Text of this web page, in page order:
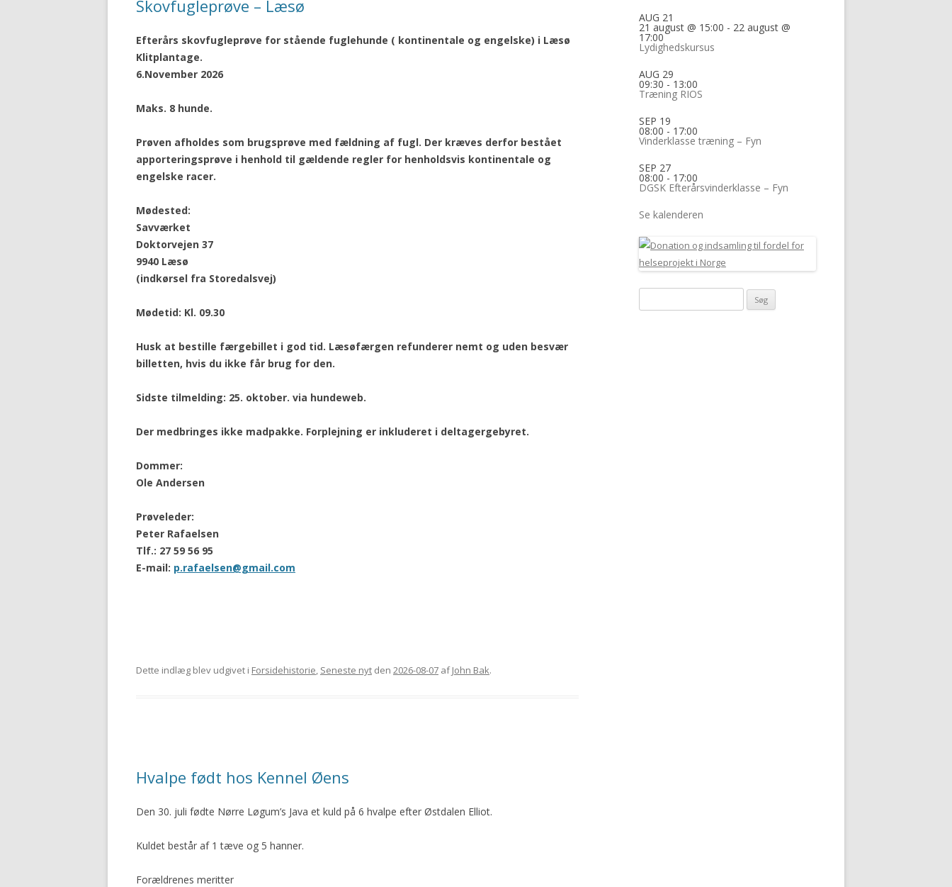
MÆRKEDAGE
MOBILEPAY
Skovfugleprøve – Læsø
Efterårs skovfugleprøve for stående fuglehunde ( kontinentale og engelske) i Læsø
Klitplantage.
6.November 2026
Maks. 8 hunde.
Prøven afholdes som brugsprøve med fældning af fugl. Der kræves derfor bestået
apporteringsprøve i henhold til gældende regler for henholdsvis kontinentale og
engelske racer.
Mødested:
Savværket
Doktorvejen 37
9940 Læsø
(indkørsel fra Storedalsvej)
Mødetid: Kl. 09.30
Husk at bestille færgebillet i god tid. Læsøfærgen refunderer nemt og uden besvær
billetten, hvis du ikke får brug for den.
Sidste tilmelding: 25. oktober. via hundeweb.
Der medbringes ikke madpakke. Forplejning er inkluderet i deltagergebyret.
Dommer:
Ole Andersen
Prøveleder:
Peter Rafaelsen
Tlf.: 27 59 56 95
E-mail: p.rafaelsen@gmail.com
Dette indlæg blev udgivet i Forsidehistorie, Seneste nyt den 2026-08-07 afJohn Bak.
Hvalpe født hos Kennel Øens
Den 30. juli fødte Nørre Løgum’s Java et kuld på 6 hvalpe efter Østdalen Elliot.
Kuldet består af 1 tæve og 5 hanner.
Forældrenes meritter
AUG 21
21 august @ 15:00 - 22 august @
17:00
Lydighedskursus
AUG 29
09:30 - 13:00
Træning RIOS
SEP 19
08:00 - 17:00
Vinderklasse træning – Fyn
SEP 27
08:00 - 17:00
DGSK Efterårsvinderklasse – Fyn
Se kalenderen
efter: